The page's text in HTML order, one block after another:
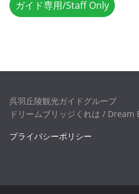
ガイド専用/Staff Only
呉羽丘陵観光ガイドグループ
ドリームブリッジくれは /
プライバシーポリシー